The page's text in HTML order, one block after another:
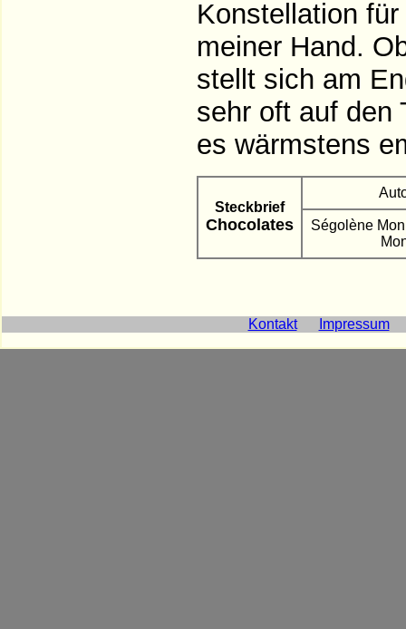
Konstellation
meiner Hand.
stellt sich am
sehr oft auf den
es wärmstens
Steckbrief
Chocolates
Ségolène
Kontakt Impressum